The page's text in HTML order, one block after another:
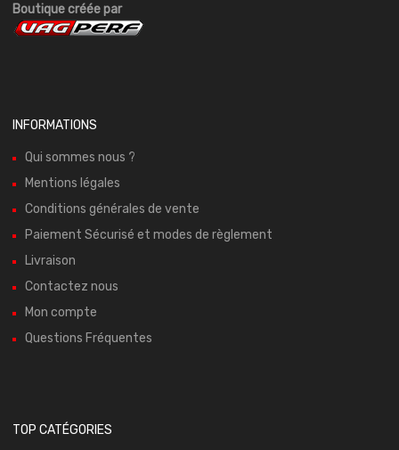
Boutique créée par
INFORMATIONS
Qui sommes nous ?
Mentions légales
Conditions générales de vente
Paiement Sécurisé et modes de règlement
Livraison
Contactez nous
Mon compte
Questions Fréquentes
TOP CATÉGORIES